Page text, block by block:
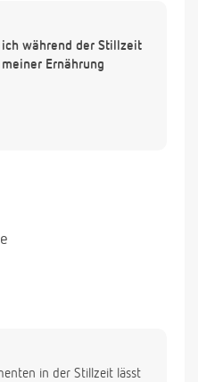
während der Stillzeit
Ernährung
in der Stillzeit lässt